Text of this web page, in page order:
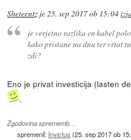
Sheteentz je25. sep 2017 ob 15:04
je verjetno razlika en kabel
kako pristane na dnu ter vrtat
zdi?
Eno je privat investicija (lasten
.
Zgodovina sprememb…
spremenil: Invictus (25. sep 2017 ob